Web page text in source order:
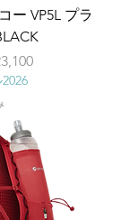
ー VP5L プラ
ル価格